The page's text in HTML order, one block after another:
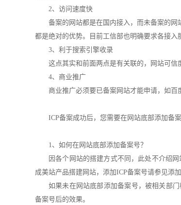
2、访问速度快
备案的网站都是在国内接入，而未备案的
都是绝对的优势。目前工信部也明确要求各接入
3、利于搜索引擎收录
这点其实和前面两点是有关联的，网站可信
4、商业推广
商业推广必须要已备案网站才能申请，如百
ICP备案成功后，您需要在网站底部添加备
1、如何在网站底部添加备案号？
因各个网站的搭建方式不同，此处不介绍
成美站产品搭建网站，添加ICP备案号请参见添加
如果未在网站底部添加备案号，被相关部
备案号后的效果。